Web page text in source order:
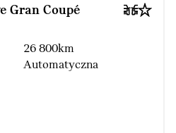
Gran Coupé
26 800km
Automatyczna